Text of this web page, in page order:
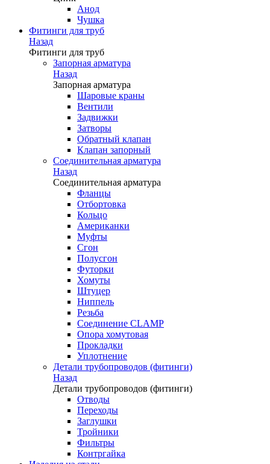
Анод
Чушка
Фитинги для труб
Назад
Фитинги для труб
Запорная арматура
Назад
Запорная арматура
Шаровые краны
Вентили
Задвижки
Затворы
Обратный клапан
Клапан запорный
Соединительная арматура
Назад
Соединительная арматура
Фланцы
Отбортовка
Кольцо
Американки
Муфты
Сгон
Полусгон
Футорки
Хомуты
Штуцер
Ниппель
Резьба
Соединение CLAMP
Опора хомутовая
Прокладки
Уплотнение
Детали трубопроводов (фитинги)
Назад
Детали трубопроводов (фитинги)
Отводы
Переходы
Заглушки
Тройники
Фильтры
Контргайка